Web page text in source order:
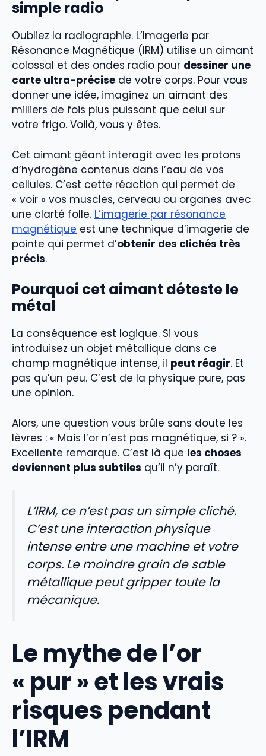
simple radio
Oubliez la radiographie. L’Imagerie par
Résonance Magnétique (IRM) utilise un aimant
colossal et des ondes radio pour dessiner une
carte ultra-précise de votre corps. Pour vous
donner une idée, imaginez un aimant des
milliers de fois plus puissant que celui sur
votre frigo. Voilà, vous y êtes.
Cet aimant géant interagit avec les protons
d’hydrogène contenus dans l’eau de vos
cellules. C’est cette réaction qui permet de
« voir » vos muscles, cerveau ou organes avec
une clarté folle. L’imagerie par résonance
magnétique est une technique d’imagerie de
pointe qui permet d’obtenir des clichés très
précis.
Pourquoi cet aimant déteste le
métal
La conséquence est logique. Si vous
introduisez un objet métallique dans ce
champ magnétique intense, il peut réagir. Et
pas qu’un peu. C’est de la physique pure, pas
une opinion.
Alors, une question vous brûle sans doute les
lèvres : « Mais l’or n’est pas magnétique, si ? ».
Excellente remarque. C’est là que les choses
deviennent plus subtiles qu’il n’y paraît.
L’IRM, ce n’est pas un simple cliché.
C’est une interaction physique
intense entre une machine et votre
corps. Le moindre grain de sable
métallique peut gripper toute la
mécanique.
Le mythe de l’or
« pur » et les vrais
risques pendant
l’IRM